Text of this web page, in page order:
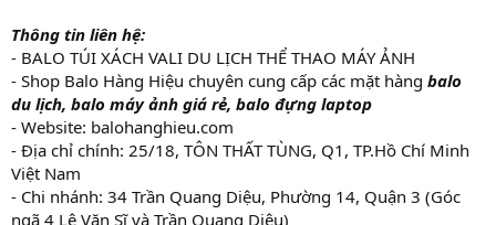
Thông tin liên hệ:
- BALO TÚI XÁCH VALI DU LỊCH THỂ THAO MÁY ẢNH
- Shop Balo Hàng Hiệu chuyên cung cấp các mặt hàng balo
du lịch, balo máy ảnh giá rẻ, balo đựng laptop
- Website: balohanghieu.com
- Địa chỉ chính: 25/18, TÔN THẤT TÙNG, Q1, TP.Hồ Chí Minh
Việt Nam
- Chi nhánh: 34 Trần Quang Diệu, Phường 14, Quận 3 (Góc
ngã 4 Lê Văn Sĩ và Trần Quang Diệu)